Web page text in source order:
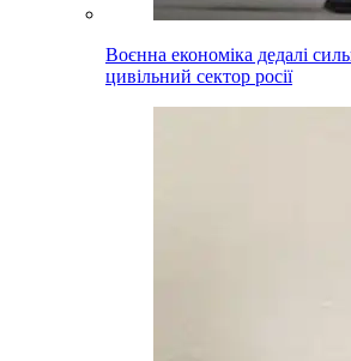
Воєнна економіка дедалі
цивільний сектор росії